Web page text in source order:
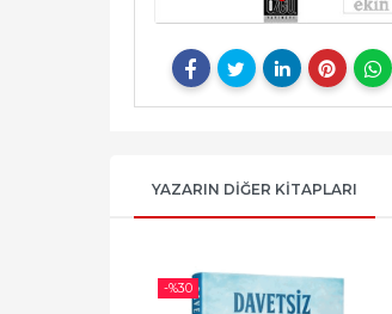
YAZARIN DIĞER KITAPLARI
-%30